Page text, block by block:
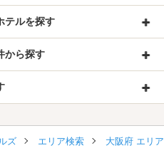
テルを探す
から探す
ズ エリア検索 大阪府 エリ